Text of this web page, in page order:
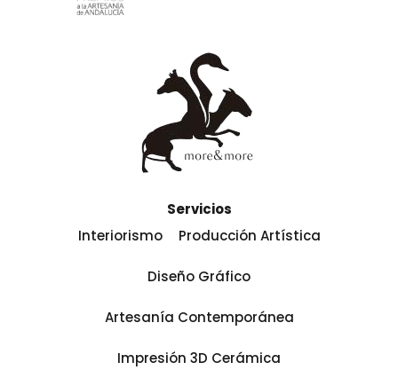
Servicios
Interiorismo
Producción Artística
Diseño Gráfico
Artesanía Contemporánea
Impresión 3D Cerámica